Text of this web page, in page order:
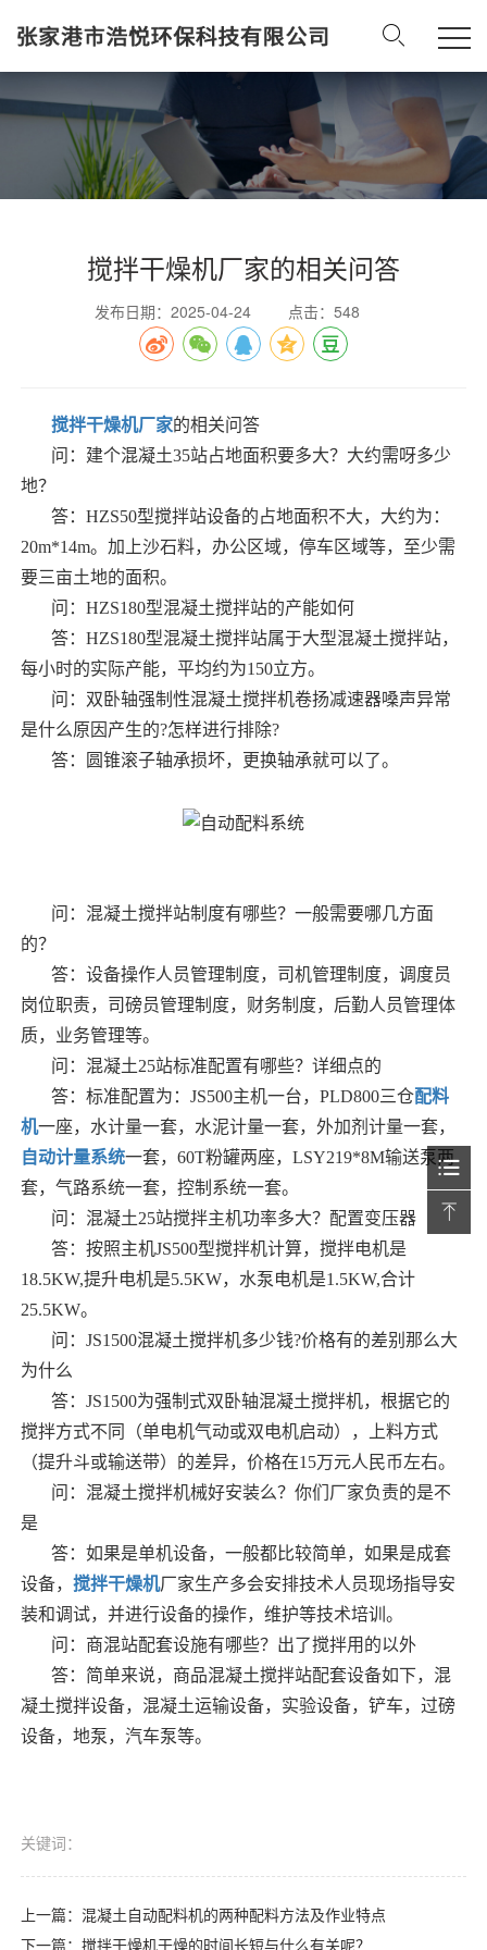
搅拌干燥机厂家的相关问答
发布日期：2025-04-24 点击：548
搅拌干燥机厂家的相关问答
问：建个混凝土35站占地面积要多大？大约需呀多少
地？
答：HZS50型搅拌站设备的占地面积不大，大约为：
20m*14m。加上沙石料，办公区域，停车区域等，至少需
要三亩土地的面积。
问：HZS180型混凝土搅拌站的产能如何
答：HZS180型混凝土搅拌站属于大型混凝土搅拌站，
每小时的实际产能，平均约为150立方。
问：双卧轴强制性混凝土搅拌机卷扬减速器嗓声异常
是什么原因产生的?怎样进行排除?
答：圆锥滚子轴承损坏，更换轴承就可以了。
问：混凝土搅拌站制度有哪些？一般需要哪几方面
的？
答：设备操作人员管理制度，司机管理制度，调度员
岗位职责，司磅员管理制度，财务制度，后勤人员管理体
质，业务管理等。
问：混凝土25站标准配置有哪些？详细点的
答：标准配置为：JS500主机一台，PLD800三仓配料
机一座，水计量一套，水泥计量一套，外加剂计量一套，
自动计量系统一套，60T粉罐两座，LSY219*8M输送泵两
套，气路系统一套，控制系统一套。
问：混凝土25站搅拌主机功率多大？配置变压器
答：按照主机JS500型搅拌机计算，搅拌电机是
18.5KW,提升电机是5.5KW，水泵电机是1.5KW,合计
25.5KW。
问：JS1500混凝土搅拌机多少钱?价格有的差别那么大
为什么
答：JS1500为强制式双卧轴混凝土搅拌机，根据它的
搅拌方式不同（单电机气动或双电机启动），上料方式
（提升斗或输送带）的差异，价格在15万元人民币左右。
问：混凝土搅拌机械好安装么？你们厂家负责的是不
是
答：如果是单机设备，一般都比较简单，如果是成套
设备，搅拌干燥机厂家生产多会安排技术人员现场指导安
装和调试，并进行设备的操作，维护等技术培训。
问：商混站配套设施有哪些？出了搅拌用的以外
答：简单来说，商品混凝土搅拌站配套设备如下，混
凝土搅拌设备，混凝土运输设备，实验设备，铲车，过磅
设备，地泵，汽车泵等。
关键词：
上一篇： 混凝土自动配料机的两种配料方法及作业特点
下一篇：搅拌干燥机干燥的时间长短与什么有关呢？